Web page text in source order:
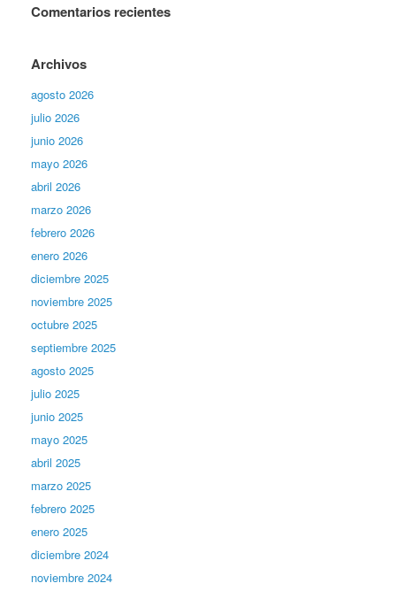
Comentarios recientes
Archivos
agosto 2026
julio 2026
junio 2026
mayo 2026
abril 2026
marzo 2026
febrero 2026
enero 2026
diciembre 2025
noviembre 2025
octubre 2025
septiembre 2025
agosto 2025
julio 2025
junio 2025
mayo 2025
abril 2025
marzo 2025
febrero 2025
enero 2025
diciembre 2024
noviembre 2024